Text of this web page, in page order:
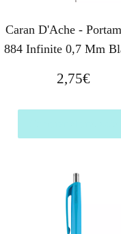
Caran D'Ache -
884 Infinite 0,7 Mm
2,75€